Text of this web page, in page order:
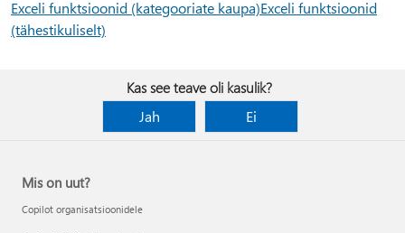
Exceli funktsioonid (kategooriate kaupa)Exceli funktsioonid
(tähestikuliselt)
Kas see teave oli kasulik?
Jah
Ei
Mis on uut?
Copilot organisatsioonidele